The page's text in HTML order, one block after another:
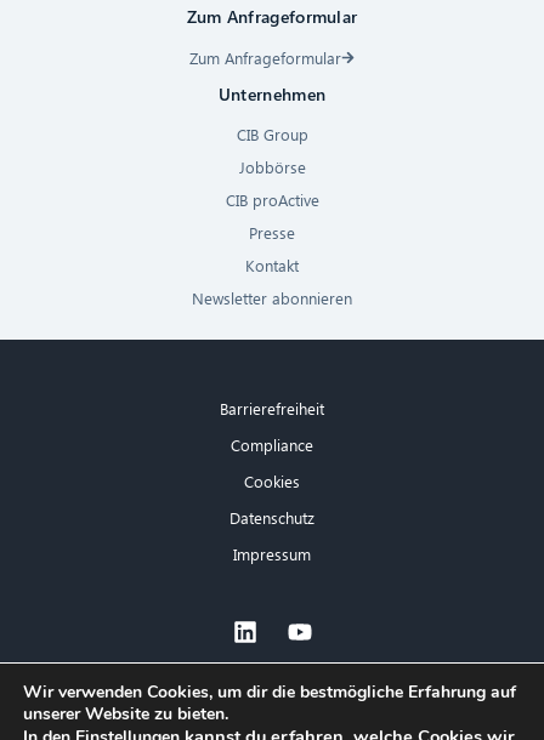
Zum Anfrageformular
Zum Anfrageformular
Unternehmen
CIB Group
Jobbörse
CIB proActive
Presse
Kontakt
Newsletter abonnieren
Barrierefreiheit
Compliance
Cookies
Datenschutz
Impressum
Wir verwenden Cookies, um dir die bestmögliche Erfahrung auf
unserer Website zu bieten.